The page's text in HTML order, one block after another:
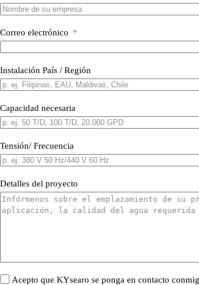
Correo electrónico
Instalación País / Región
Capacidad necesaria
Tensión/ Frecuencia
Detalles del proyecto
Acepto que KYsearo se ponga en contacto